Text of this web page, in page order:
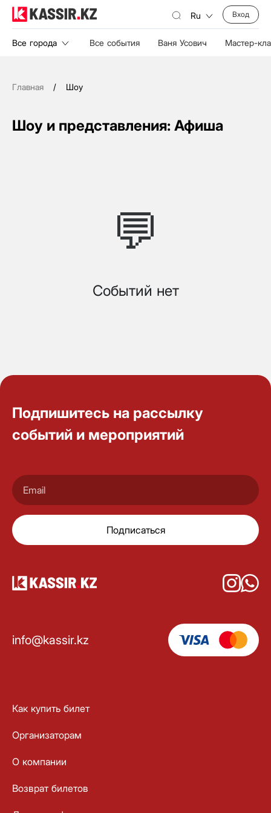
Ru Вход
Все города Все события Ваня Усович Мастер-
Главная / Шоу
Шоу и представления: Афиша
💬
Событий нет
Подпишитесь на рассылку
событий и мероприятий
Подписаться
info@kassir.kz
Как купить билет
Организаторам
О компании
Возврат билетов